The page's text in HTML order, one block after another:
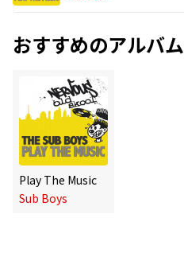
おすすめのアルバム
Play The Music
Sub Boys